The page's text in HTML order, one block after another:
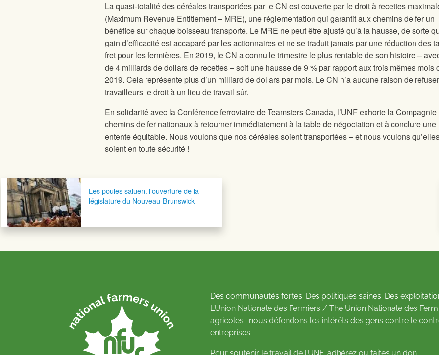
La quasi-totalité des céréales transportées par le CN est couverte par le droit à recettes
(Maximum Revenue Entitlement – MRE), une réglementation qui garantit aux chemins de fer un
bénéfice sur chaque boisseau transporté. Le MRE ne peut être ajusté qu’à la hausse, de sorte
gain d’efficacité est accaparé par les actionnaires et ne se traduit jamais par une réduction des
fret pour les fermières. En 2019, le CN a connu le trimestre le plus rentable de son histoire –
de 4 milliards de dollars de recettes – soit une hausse de 9 % par rapport aux trois mêmes mois
2019. Cela représente plus d’un milliard de dollars par mois. Le CN n’a aucune raison de
travailleurs le droit à un lieu de travail sûr.
En solidarité avec la Conférence ferroviaire de Teamsters Canada, l’UNF exhorte la Compagnie
chemins de fer nationaux à retourner immédiatement à la table de négociation et à conclure une
entente équitable. Nous voulons que nos céréales soient transportées – et nous voulons
soient en toute sécurité !
Navigation postaleLes poules saluent l’ouverture de la
législature du Nouveau-Brunswick
Des communautés fortes. Des politiques saines. Des
L’Union Nationale des Fermiers / The Union Nationale des
agricoles : nous défendons les intérêts des gens contre le
entreprises.
Pour soutenir le travail de l’UNF, adhérez ou faites un don.